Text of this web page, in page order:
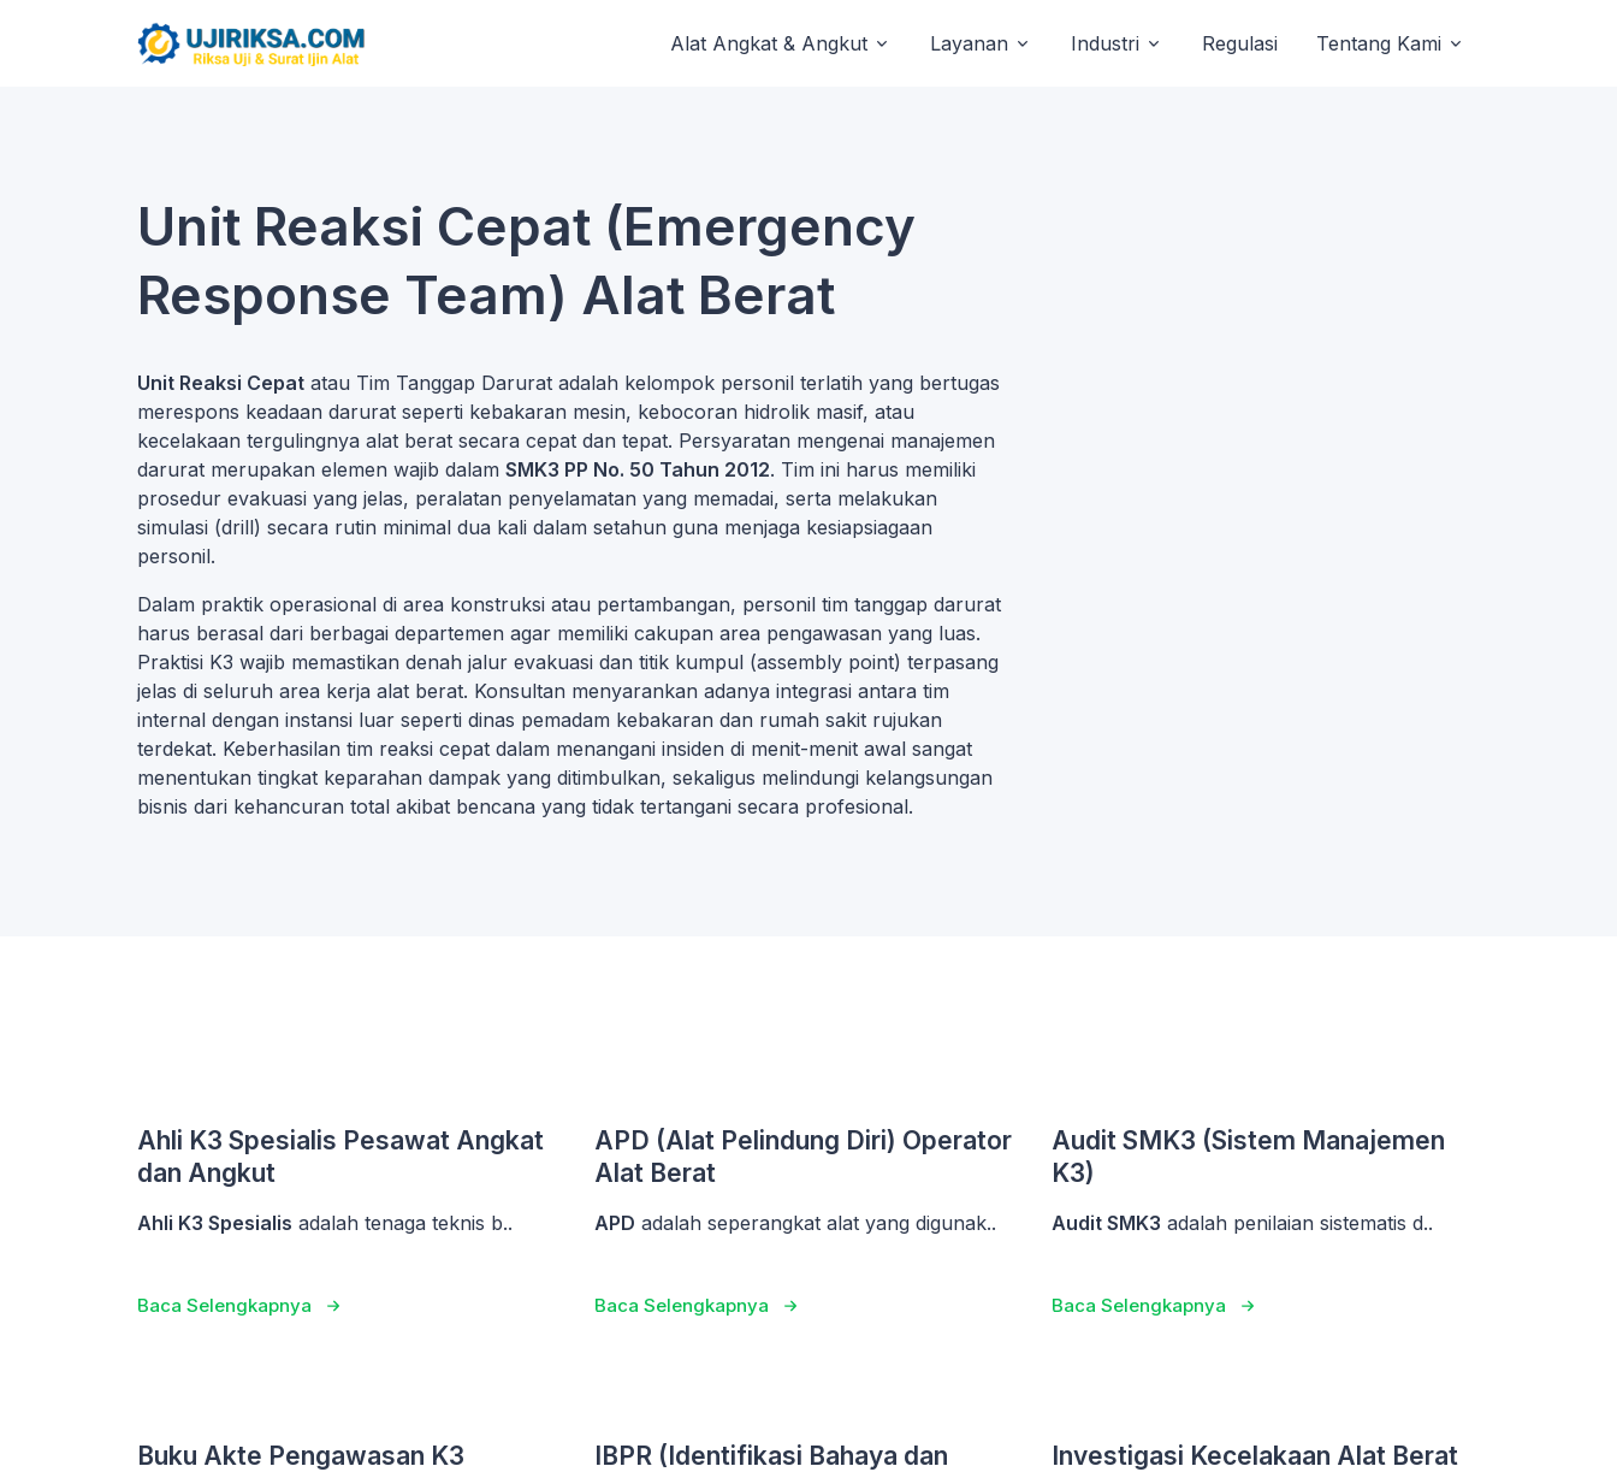
Alat Angkat & Angkut Layanan Industri Regulasi Tentang Kami
Unit Reaksi Cepat (Emergency
Response Team) Alat Berat
Unit Reaksi Cepat atau Tim Tanggap Darurat adalah kelompok personil terlatih yang bertugas
merespons keadaan darurat seperti kebakaran mesin, kebocoran hidrolik masif, atau
kecelakaan tergulingnya alat berat secara cepat dan tepat. Persyaratan mengenai manajemen
darurat merupakan elemen wajib dalam SMK3 PP No. 50 Tahun 2012. Tim ini harus memiliki
prosedur evakuasi yang jelas, peralatan penyelamatan yang memadai, serta melakukan
simulasi (drill) secara rutin minimal dua kali dalam setahun guna menjaga kesiapsiagaan
personil.
Dalam praktik operasional di area konstruksi atau pertambangan, personil tim tanggap darurat
harus berasal dari berbagai departemen agar memiliki cakupan area pengawasan yang luas.
Praktisi K3 wajib memastikan denah jalur evakuasi dan titik kumpul (assembly point) terpasang
jelas di seluruh area kerja alat berat. Konsultan menyarankan adanya integrasi antara tim
internal dengan instansi luar seperti dinas pemadam kebakaran dan rumah sakit rujukan
terdekat. Keberhasilan tim reaksi cepat dalam menangani insiden di menit-menit awal sangat
menentukan tingkat keparahan dampak yang ditimbulkan, sekaligus melindungi kelangsungan
bisnis dari kehancuran total akibat bencana yang tidak tertangani secara profesional.
Ahli K3 Spesialis Pesawat Angkat
dan Angkut
Ahli K3 Spesialis adalah tenaga teknis b..
Baca Selengkapnya
APD (Alat Pelindung Diri) Operator
Alat Berat
APD adalah seperangkat alat yang digunak..
Baca Selengkapnya
Audit SMK3 (Sistem Manajemen
K3)
Audit SMK3 adalah penilaian sistematis d..
Baca Selengkapnya
Buku Akte Pengawasan K3
IBPR (Identifikasi Bahaya dan
Investigasi Kecelakaan Alat Berat